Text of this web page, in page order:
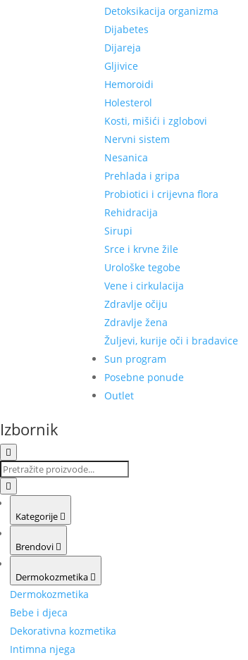
Detoksikacija organizma
Dijabetes
Dijareja
Gljivice
Hemoroidi
Holesterol
Kosti, mišići i zglobovi
Nervni sistem
Nesanica
Prehlada i gripa
Probiotici i crijevna flora
Rehidracija
Sirupi
Srce i krvne žile
Urološke tegobe
Vene i cirkulacija
Zdravlje očiju
Zdravlje žena
Žuljevi, kurije oči i bradavice
Sun program
Posebne ponude
Outlet
Izbornik
Kategorije
Brendovi
Dermokozmetika
Dermokozmetika
Bebe i djeca
Dekorativna kozmetika
Intimna njega